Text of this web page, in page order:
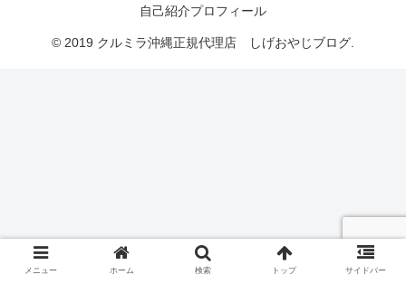
自己紹介プロフィール
© 2019 クルミラ沖縄正規代理店 しげおやじブログ.
メニュー ホーム 検索 トップ サイドバー